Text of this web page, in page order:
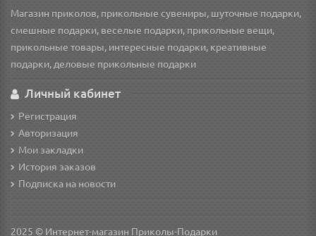
Магазин приколов, прикольные сувениры, шуточные подарки,
смешные подарки, веселые подарки, прикольные вещи,
прикольные товары, интересные подарки, креативные
подарки, деловые прикольные подарки
Личный кабинет
Регистрация
Авторизация
Мои закладки
История заказов
Подписка на новости
2025 © Интернет-магазин Приколы-Подарки